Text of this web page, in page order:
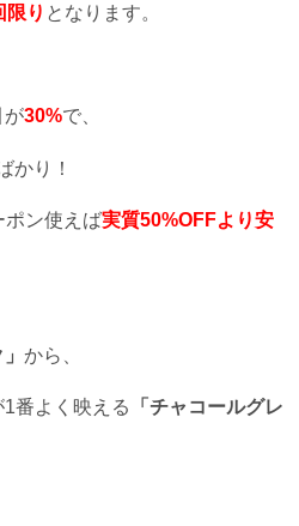
限り となります。
が30%で、
かり！
ポン使えば実質50%OFFより安
から、
番よく映える
「チャコールグレ